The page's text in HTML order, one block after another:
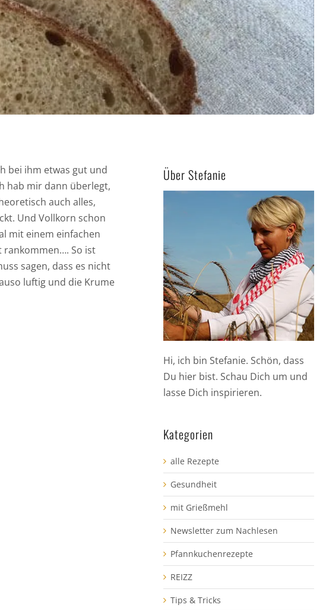
bei ihm etwas gut und
hab mir dann überlegt,
auch alles,
Und Vollkorn schon
mit einem einfachen
rankommen…. So ist
sagen, dass es nicht
luftig und die Krume
Über Stefanie
Hi, ich bin Stefanie. Schön, dass
Du hier bist. Schau Dich um und
lasse Dich inspirieren.
Kategorien
alle Rezepte
Gesundheit
mit Grießmehl
Newsletter zum Nachlesen
Pfannkuchenrezepte
REIZZ
Tips & Tricks